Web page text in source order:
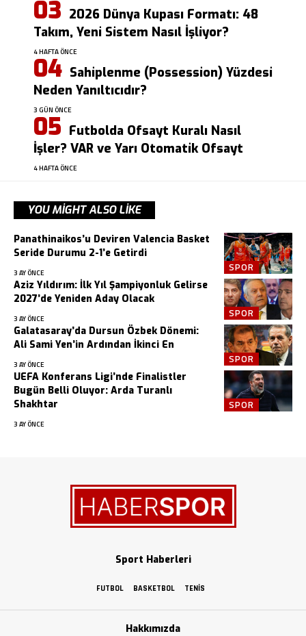
2026 Dünya Kupası Formatı: 48
Takım, Yeni Sistem Nasıl İşliyor?
4 HAFTA ÖNCE
Sahiplenme (Possession) Yüzdesi
Neden Yanıltıcıdır?
3 GÜN ÖNCE
Futbolda Ofsayt Kuralı Nasıl
İşler? VAR ve Yarı Otomatik Ofsayt
4 HAFTA ÖNCE
YOU MIGHT ALSO LIKE
SPOR
Panathinaikos’u Deviren Valencia Basket
Seride Durumu 2-1’e Getirdi
3 AY ÖNCE
SPOR
Aziz Yıldırım: İlk Yıl Şampiyonluk Gelirse
2027’de Yeniden Aday Olacak
3 AY ÖNCE
SPOR
Galatasaray’da Dursun Özbek Dönemi:
Ali Sami Yen’in Ardından İkinci En
3 AY ÖNCE
SPOR
UEFA Konferans Ligi’nde Finalistler
Bugün Belli Oluyor: Arda Turanlı
Shakhtar
3 AY ÖNCE
Sport Haberleri
FUTBOL BASKETBOL TENIS
Hakkımızda